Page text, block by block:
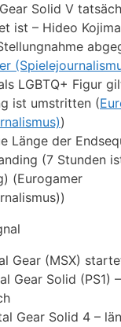
Solid V
ist – Hideo
LGBTQ+ Figur
ist umstritten (
)
Länge der
(7 Stunden
(Eurogamer
Gear (MSX)
Gear Solid (PS1)
Gear Solid 4 –